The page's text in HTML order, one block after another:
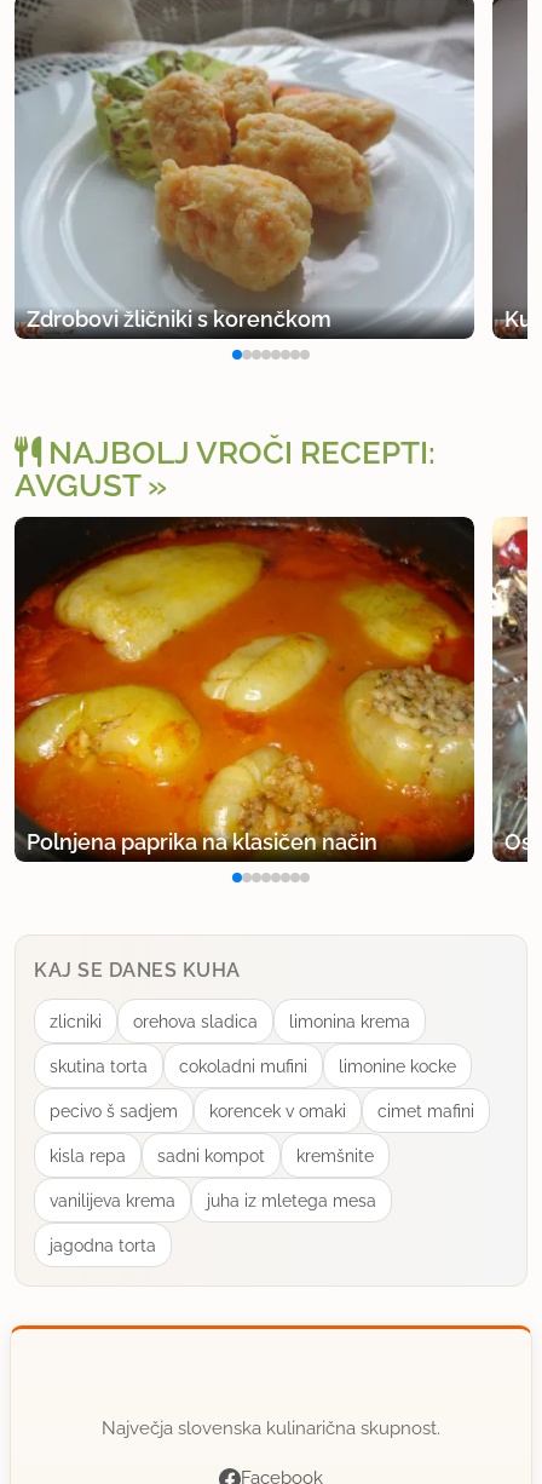
Zdrobovi žličniki s korenčkom
NAJBOLJ VROČI RECEPTI:
AVGUST
Polnjena paprika na klasičen način
KAJ SE DANES KUHA
zlicniki orehova sladica limonina krema
skutina torta cokoladni mufini limonine kocke
pecivo š sadjem korencek v omaki cimet mafini
kisla repa sadni kompot kremšnite
vanilijeva krema juha iz mletega mesa
jagodna torta
Največja slovenska kulinarična skupnost.
Facebook